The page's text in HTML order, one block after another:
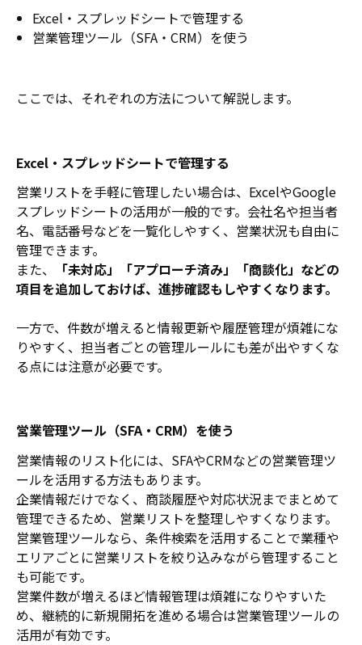
Excel・スプレッドシートで管理する
営業管理ツール（SFA・CRM）を使う
ここでは、それぞれの方法について解説します。
Excel・スプレッドシートで管理する
営業リストを手軽に管理したい場合は、ExcelやGoogle
スプレッドシートの活用が一般的です。会社名や担当者
名、電話番号などを一覧化しやすく、営業状況も自由に
管理できます。
また、
「未対応」「アプローチ済み」「商談化」などの
項目を追加しておけば、進捗確認もしやすくなります。
一方で、件数が増えると情報更新や履歴管理が煩雑にな
りやすく、担当者ごとの管理ルールにも差が出やすくな
る点には注意が必要です。
営業管理ツール（SFA・CRM）を使う
営業情報のリスト化には、SFAやCRMなどの営業管理ツ
ールを活用する方法もあります。
企業情報だけでなく、商談履歴や対応状況までまとめて
管理できるため、営業リストを整理しやすくなります。
営業管理ツールなら、条件検索を活用することで業種や
エリアごとに営業リストを絞り込みながら管理すること
も可能です。
営業件数が増えるほど情報管理は煩雑になりやすいた
め、継続的に新規開拓を進める場合は営業管理ツールの
活用が有効です。